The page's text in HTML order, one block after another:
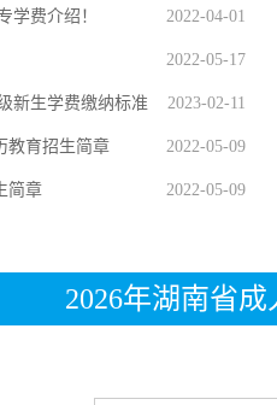
2022-04-01
学费介绍！
2022-05-17
2023-02-11
新生学费缴纳标准
2022-05-09
教育招生简章
2022-05-09
简章
2026年湖南省